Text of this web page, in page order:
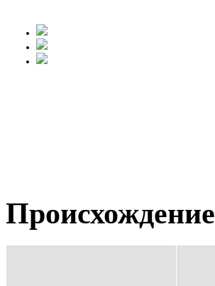
Происхождение